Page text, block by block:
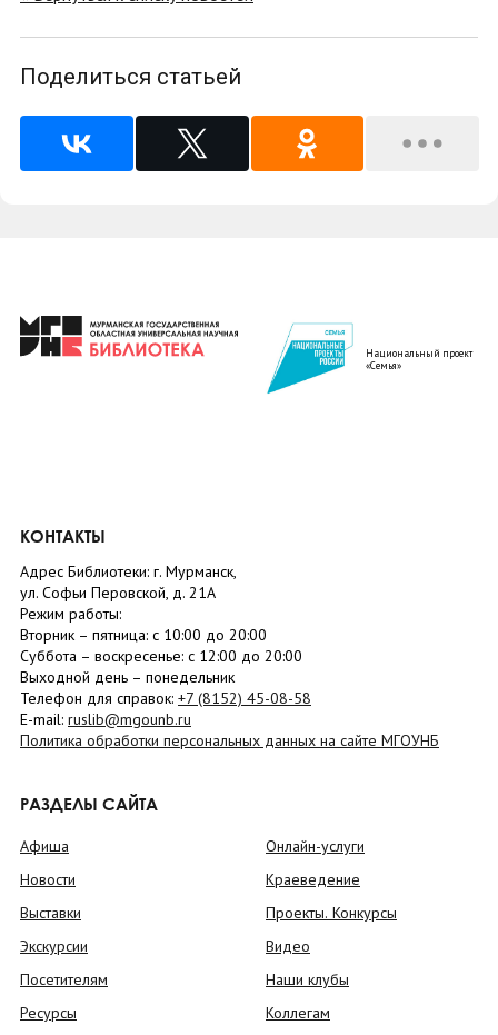
Поделиться статьей
Национальный проект
«Семья»
КОНТАКТЫ
Адрес Библиотеки: г. Мурманск,
ул. Софьи Перовской, д. 21А
Режим работы:
Вторник – пятница: с 10:00 до 20:00
Суббота – воскресенье: c 12:00 до 20:00
Выходной день – понедельник
Телефон для справок: +7 (8152) 45-08-58
E-mail: ruslib@mgounb.ru
Политика обработки персональных данных на сайте МГОУНБ
РАЗДЕЛЫ САЙТА
Афиша
Новости
Выставки
Экскурсии
Посетителям
Ресурсы
Онлайн-услуги
Краеведение
Проекты. Конкурсы
Видео
Наши клубы
Коллегам